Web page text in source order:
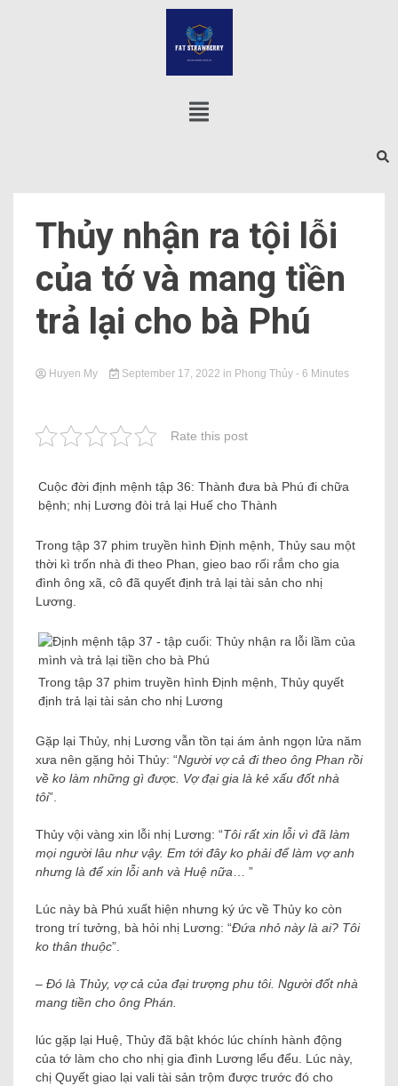
Thủy nhận ra tội lỗi
của tớ và mang tiền
trả lại cho bà Phú
Huyen My September 17, 2022 in Phong Thủy - 6 Minutes
Rate this post
Cuộc đời định mệnh tập 36: Thành đưa bà Phú đi chữa
bệnh; nhị Lương đòi trả lại Huế cho Thành
Trong tập 37 phim truyền hình Định mệnh, Thủy sau một
thời kì trốn nhà đi theo Phan, gieo bao rối rắm cho gia
đình ông xã, cô đã quyết định trả lại tài sản cho nhị
Lương.
Trong tập 37 phim truyền hình Định mệnh, Thủy quyết
định trả lại tài sản cho nhị Lương
Gặp lại Thủy, nhị Lương vẫn tồn tại ám ảnh ngọn lửa năm
xưa nên gặng hỏi Thủy: “Người vợ cả đi theo ông Phan rồi
về ko làm những gì được. Vợ đại gia là kẻ xấu đốt nhà
tôi”.
Thủy vội vàng xin lỗi nhị Lương: “Tôi rất xin lỗi vì đã làm
mọi người lâu như vậy. Em tới đây ko phải để làm vợ anh
nhưng là để xin lỗi anh và Huệ nữa… ”
Lúc này bà Phú xuất hiện nhưng ký ức về Thủy ko còn
trong trí tưởng, bà hỏi nhị Lương: “Đứa nhỏ này là ai? Tôi
ko thân thuộc”.
– Đó là Thủy, vợ cả của đại trượng phu tôi. Người đốt nhà
mang tiền cho ông Phán.
lúc gặp lại Huệ, Thủy đã bật khóc lúc chính hành động
của tớ làm cho cho nhị gia đình Lương lểu đểu. Lúc này,
chị Quyết giao lại vali tài sản trộm được trước đó cho